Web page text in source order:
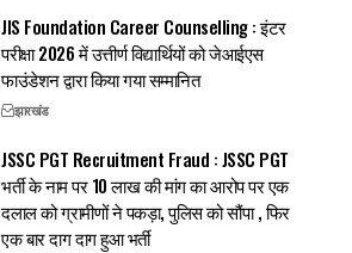
JIS Foundation Career Counselling : इंटर
परीक्षा 2026 में उत्तीर्ण विद्यार्थियों को जेआईएस
फाउंडेशन द्वारा किया गया सम्मानित
झारखंड
JSSC PGT Recruitment Fraud : JSSC PGT
भर्ती के नाम पर 10 लाख की मांग का आरोप पर एक
दलाल को ग्रामीणों ने पकड़ा, पुलिस को सौंपा , फिर
एक बार दाग दाग हुआ भर्ती